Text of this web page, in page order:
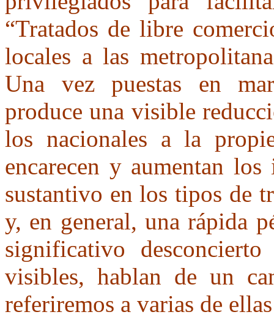
“Tratados de libre
locales a las
Una vez puestas en
produce una visible
los nacionales a la
encarecen y aumentan
sustantivo en los tipos de
y, en general, una rápida
significativo
visibles, hablan de un
referiremos a varias de